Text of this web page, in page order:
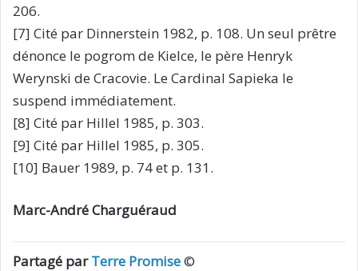
206.
[7] Cité par Dinnerstein 1982, p. 108. Un seul prêtre
dénonce le pogrom de Kielce, le père Henryk
Werynski de Cracovie. Le Cardinal Sapieka le
suspend immédiatement.
[8] Cité par Hillel 1985, p. 303.
[9] Cité par Hillel 1985, p. 305.
[10] Bauer 1989, p. 74 et p. 131.
Marc-André Charguéraud
Partagé parTerre Promise©